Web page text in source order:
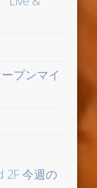
プンマイ
2F 今週の